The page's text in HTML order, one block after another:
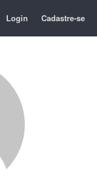
Login Cadastre-se